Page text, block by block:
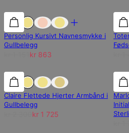
25% rabatt
Personlig Kursivt Navnesmykke i
Gullbelegg
kr 863
25% rabatt
Claire Flettede Hjerter Armbånd i
Gullbelegg
kr 1 725